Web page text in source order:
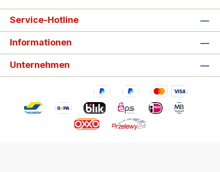
Service-Hotline
Informationen
Unternehmen